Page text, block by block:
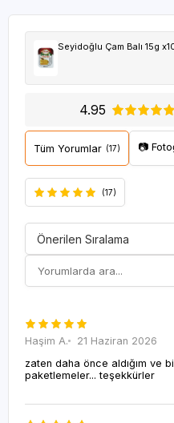
Seyidoğlu Çam Balı 15g
4.95
Tüm Yorumlar (17) 📷
(17)
Önerilen Sıralama
Haşim A.
21 Haziran 2026
zaten daha önce aldığım ve
paketlemeler... teşekkürler